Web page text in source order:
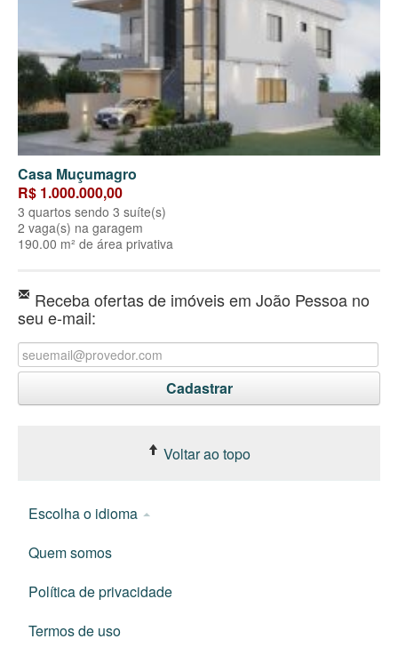
Casa Muçumagro
R$ 1.000.000,00
3 quartos sendo 3 suíte(s)
2 vaga(s) na garagem
190.00 m² de área privativa
Receba ofertas de imóveis em João Pessoa no
seu e-mail:
Voltar ao topo
Escolha o idioma
Quem somos
Política de privacidade
Termos de uso